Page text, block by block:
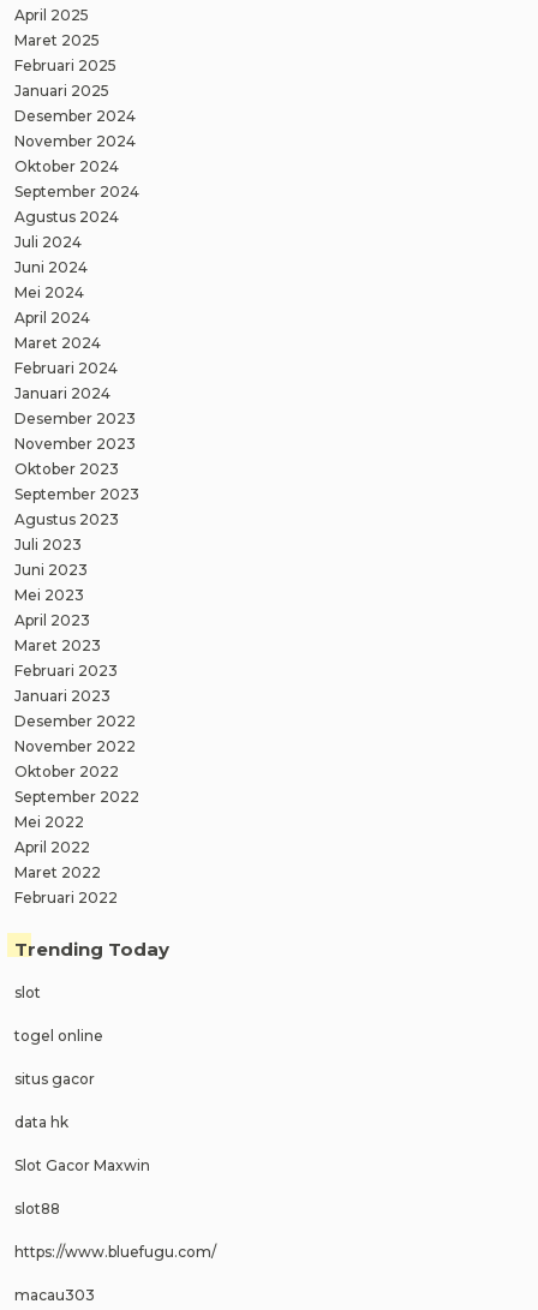
April 2025
Maret 2025
Februari 2025
Januari 2025
Desember 2024
November 2024
Oktober 2024
September 2024
Agustus 2024
Juli 2024
Juni 2024
Mei 2024
April 2024
Maret 2024
Februari 2024
Januari 2024
Desember 2023
November 2023
Oktober 2023
September 2023
Agustus 2023
Juli 2023
Juni 2023
Mei 2023
April 2023
Maret 2023
Februari 2023
Januari 2023
Desember 2022
November 2022
Oktober 2022
September 2022
Mei 2022
April 2022
Maret 2022
Februari 2022
Trending Today
slot
togel online
situs gacor
data hk
Slot Gacor Maxwin
slot88
https://www.bluefugu.com/
macau303